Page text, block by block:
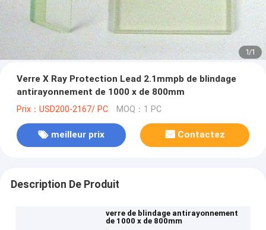
1/1
Verre X Ray Protection Lead 2.1mmpb de blindage
antirayonnement de 1000 x de 800mm
Prix：USD200-2167/ PC MOQ：1 PC
meilleur prix Contactez
Description De Produit
verre de blindage antirayonnement
de 1000 x de 800mm